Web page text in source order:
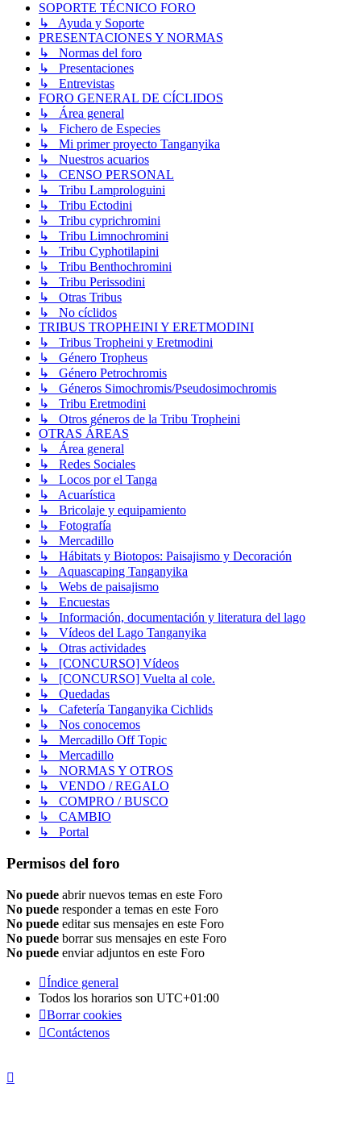
SOPORTE TÉCNICO FORO
↳ Ayuda y Soporte
PRESENTACIONES Y NORMAS
↳ Normas del foro
↳ Presentaciones
↳ Entrevistas
FORO GENERAL DE CÍCLIDOS
↳ Área general
↳ Fichero de Especies
↳ Mi primer proyecto Tanganyika
↳ Nuestros acuarios
↳ CENSO PERSONAL
↳ Tribu Lamprologuini
↳ Tribu Ectodini
↳ Tribu cyprichromini
↳ Tribu Limnochromini
↳ Tribu Cyphotilapini
↳ Tribu Benthochromini
↳ Tribu Perissodini
↳ Otras Tribus
↳ No cíclidos
TRIBUS TROPHEINI Y ERETMODINI
↳ Tribus Tropheini y Eretmodini
↳ Género Tropheus
↳ Género Petrochromis
↳ Géneros Simochromis/Pseudosimochromis
↳ Tribu Eretmodini
↳ Otros géneros de la Tribu Tropheini
OTRAS ÁREAS
↳ Área general
↳ Redes Sociales
↳ Locos por el Tanga
↳ Acuarística
↳ Bricolaje y equipamiento
↳ Fotografía
↳ Mercadillo
↳ Hábitats y Biotopos: Paisajismo y Decoración
↳ Aquascaping Tanganyika
↳ Webs de paisajismo
↳ Encuestas
↳ Información, documentación y literatura del lago
↳ Vídeos del Lago Tanganyika
↳ Otras actividades
↳ [CONCURSO] Vídeos
↳ [CONCURSO] Vuelta al cole.
↳ Quedadas
↳ Cafetería Tanganyika Cichlids
↳ Nos conocemos
↳ Mercadillo Off Topic
↳ Mercadillo
↳ NORMAS Y OTROS
↳ VENDO / REGALO
↳ COMPRO / BUSCO
↳ CAMBIO
↳ Portal
Permisos del foro
No puede abrir nuevos temas en este Foro
No puede responder a temas en este Foro
No puede editar sus mensajes en este Foro
No puede borrar sus mensajes en este Foro
No puede enviar adjuntos en este Foro
Índice general
Todos los horarios son UTC+01:00
Borrar cookies
Contáctenos